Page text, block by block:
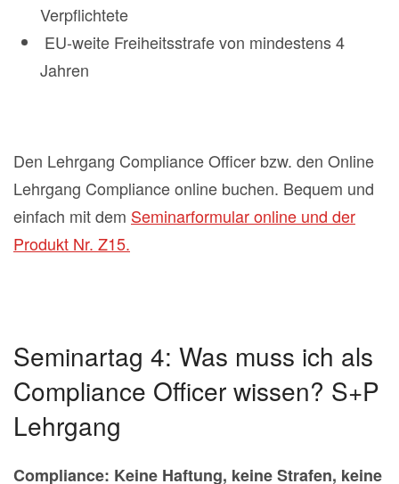
Verpflichtete
EU-weite Freiheitsstrafe von mindestens 4
Jahren
Den Lehrgang Compliance Officer bzw. den Online
Lehrgang Compliance online buchen. Bequem und
einfach mit dem Seminarformular online und der
Produkt Nr. Z15.
Seminartag 4: Was muss ich als
Compliance Officer wissen? S+P
Lehrgang
Compliance: Keine Haftung, keine Strafen, keine